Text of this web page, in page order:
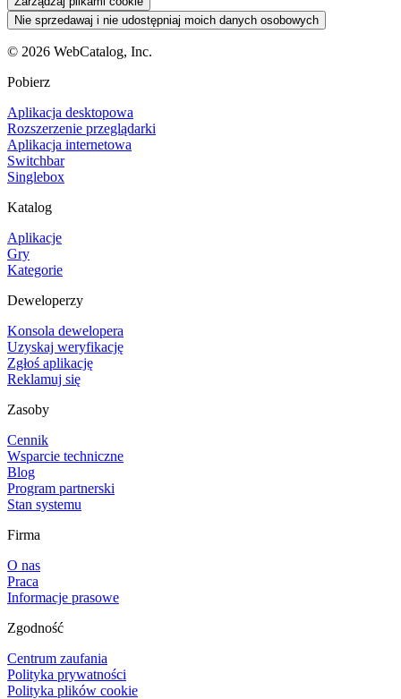
Nie sprzedawaj i nie udostępniaj moich danych osobowych
© 2026 WebCatalog, Inc.
Pobierz
Aplikacja desktopowa
Rozszerzenie przeglądarki
Aplikacja internetowa
Switchbar
Singlebox
Katalog
Aplikacje
Gry
Kategorie
Deweloperzy
Konsola dewelopera
Uzyskaj weryfikację
Zgłoś aplikację
Reklamuj się
Zasoby
Cennik
Wsparcie techniczne
Blog
Program partnerski
Stan systemu
Firma
O nas
Praca
Informacje prasowe
Zgodność
Centrum zaufania
Polityka prywatności
Polityka plików cookie